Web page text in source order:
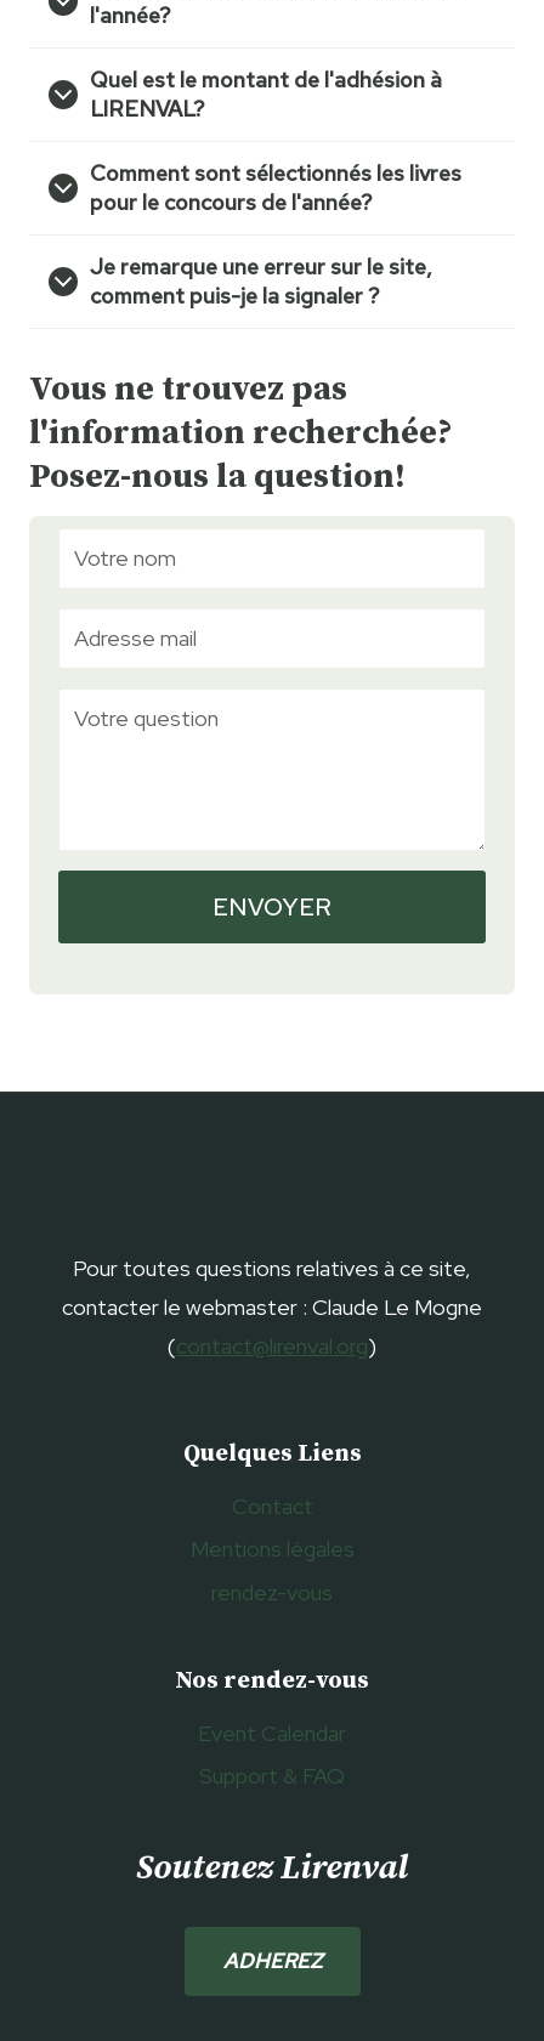
l'année?
Quel est le montant de l'adhésion à
LIRENVAL?
Comment sont sélectionnés les livres
pour le concours de l'année?
Je remarque une erreur sur le site,
comment puis-je la signaler ?
Vous ne trouvez pas
l'information recherchée?
Posez-nous la question!
ENVOYER
Pour toutes questions relatives à ce site,
contacter le webmaster : Claude Le Mogne
(contact@lirenval.org)
Quelques Liens
Contact
Mentions légales
rendez-vous
Nos rendez-vous
Event Calendar
Support & FAQ
Soutenez Lirenval
ADHEREZ